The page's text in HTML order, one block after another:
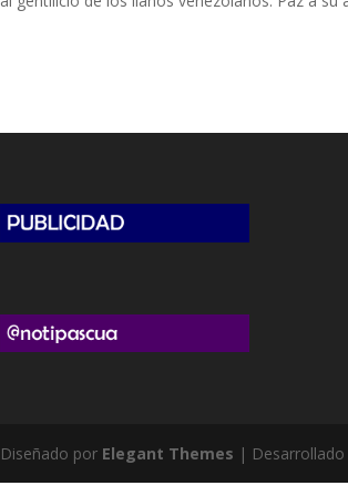
Diseñado por Elegant Themes |